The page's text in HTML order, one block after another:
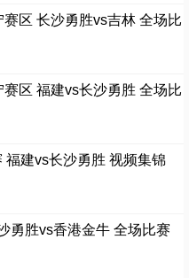
区 长沙勇胜vs吉林 全场比
区 福建vs长沙勇胜 全场比
福建vs长沙勇胜 视频集锦
勇胜vs香港金牛 全场比赛